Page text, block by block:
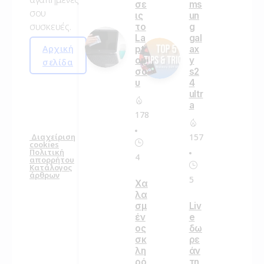
σου
συσκευές.
Αρχική
σελίδα
Διαχείριση
cookies
Πολιτική
απορρήτου
Κατάλογος
άρθρων
σε
ις
το
La
pt
op
σο
υ
178
4
Χα
λα
σμ
έν
ος
σκ
λη
ms
un
g
gal
ax
y
s2
4
ultr
a
157
5
Liv
e
δω
ρε
άν